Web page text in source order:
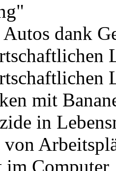
dank
mit
in
im Computer